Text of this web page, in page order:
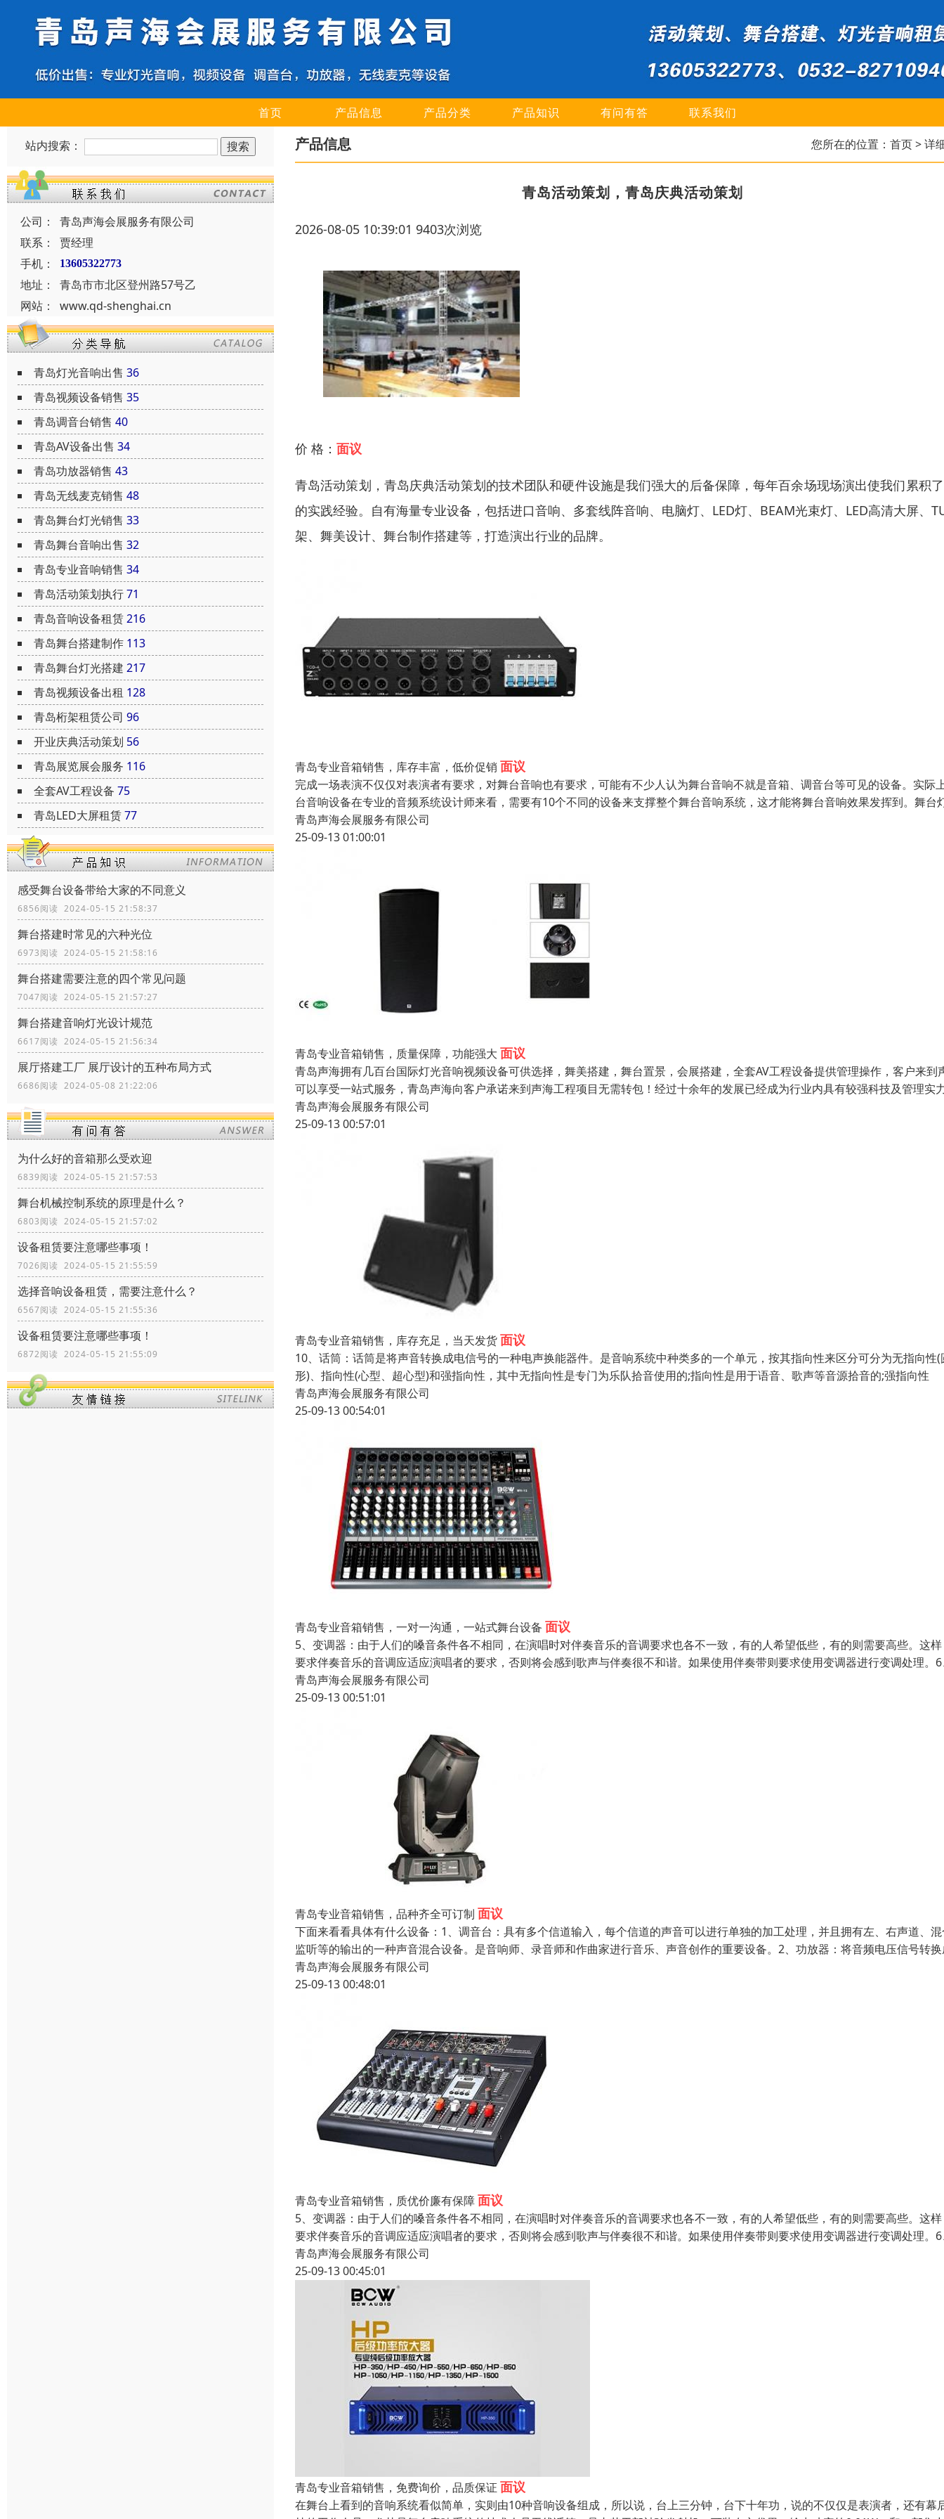
首页 产品信息 产品分类 产品知识 有问有答 联系我们
站内搜索：
公司：
青岛声海会展服务有限公司
联系：
贾经理
手机：
13605322773
地址：
青岛市市北区登州路57号乙
网站：
www.qd-shenghai.cn
青岛灯光音响出售 36
青岛视频设备销售 35
青岛调音台销售 40
青岛AV设备出售 34
青岛功放器销售 43
青岛无线麦克销售 48
青岛舞台灯光销售 33
青岛舞台音响出售 32
青岛专业音响销售 34
青岛活动策划执行71
青岛音响设备租赁216
青岛舞台搭建制作 113
青岛舞台灯光搭建 217
青岛视频设备出租 128
青岛桁架租赁公司 96
开业庆典活动策划 56
青岛展览展会服务 116
全套AV工程设备 75
青岛LED大屏租赁77
感受舞台设备带给大家的不同意义
6856阅读 2024-05-15 21:58:37
舞台搭建时常见的六种光位
6973阅读 2024-05-15 21:58:16
舞台搭建需要注意的四个常见问题
7047阅读 2024-05-15 21:57:27
舞台搭建音响灯光设计规范
6617阅读 2024-05-15 21:56:34
展厅搭建工厂 展厅设计的五种布局方式
6686阅读 2024-05-08 21:22:06
为什么好的音箱那么受欢迎
6839阅读 2024-05-15 21:57:53
舞台机械控制系统的原理是什么？
6803阅读 2024-05-15 21:57:02
设备租赁要注意哪些事项！
7026阅读 2024-05-15 21:55:59
选择音响设备租赁，需要注意什么？
6567阅读 2024-05-15 21:55:36
设备租赁要注意哪些事项！
6872阅读 2024-05-15 21:55:09
产品信息 您所在的位置： 首页> 详
青岛活动策划，青岛庆典活动策划
2026-08-05 10:39:01 9403次浏览
价 格： 面议
青岛活动策划，青岛庆典活动策划的技术团队和硬件设施是我们强大的后备保障，每年百余场现场演出使我们累积
的实践经验。自有海量专业设备，包括进口音响、多套线阵音响、电脑灯、LED灯、BEAM光束灯、LED高清大屏、
架、舞美设计、舞台制作搭建等，打造演出行业的品牌。
青岛专业音箱销售，库存丰富，低价促销 面议
完成一场表演不仅仅对表演者有要求，对舞台音响也有要求，可能有不少人认为舞台音响不就是音箱、调音台等可见的设备。实际
台音响设备在专业的音频系统设计师来看，需要有10个不同的设备来支撑整个舞台音响系统，这才能将舞台音响效果发挥到。舞台
青岛声海会展服务有限公司
25-09-13 01:00:01
青岛专业音箱销售，质量保障，功能强大 面议
青岛声海拥有几百台国际灯光音响视频设备可供选择，舞美搭建，舞台置景，会展搭建，全套AV工程设备提供管理操作，客户来到
可以享受一站式服务，青岛声海向客户承诺来到声海工程项目无需转包！经过十余年的发展已经成为行业内具有较强科技及管理实
青岛声海会展服务有限公司
25-09-13 00:57:01
青岛专业音箱销售，库存充足，当天发货面议
10、话筒：话筒是将声音转换成电信号的一种电声换能器件。是音响系统中种类多的一个单元，按其指向性来区分可分为无指向性(
形)、指向性(心型、超心型)和强指向性，其中无指向性是专门为乐队拾音使用的;指向性是用于语音、歌声等音源拾音的;强指向性
青岛声海会展服务有限公司
25-09-13 00:54:01
青岛专业音箱销售，一对一沟通，一站式舞台设备 面议
5、变调器：由于人们的嗓音条件各不相同，在演唱时对伴奏音乐的音调要求也各不一致，有的人希望低些，有的则需要高些。这
要求伴奏音乐的音调应适应演唱者的要求，否则将会感到歌声与伴奏很不和谐。如果使用伴奏带则要求使用变调器进行变调处理。
青岛声海会展服务有限公司
25-09-13 00:51:01
青岛专业音箱销售，品种齐全可订制 面议
下面来看看具体有什么设备：1、调音台：具有多个信道输入，每个信道的声音可以进行单独的加工处理，并且拥有左、右声道、
监听等的输出的一种声音混合设备。是音响师、录音师和作曲家进行音乐、声音创作的重要设备。2、功放器：将音频电压信号转
青岛声海会展服务有限公司
25-09-13 00:48:01
青岛专业音箱销售，质优价廉有保障面议
5、变调器：由于人们的嗓音条件各不相同，在演唱时对伴奏音乐的音调要求也各不一致，有的人希望低些，有的则需要高些。这
要求伴奏音乐的音调应适应演唱者的要求，否则将会感到歌声与伴奏很不和谐。如果使用伴奏带则要求使用变调器进行变调处理。
青岛声海会展服务有限公司
25-09-13 00:45:01
青岛专业音箱销售，免费询价，品质保证 面议
在舞台上看到的音响系统看似简单，实则由10种音响设备组成，所以说，台上三分钟，台下十年功，说的不仅仅是表演者，还有幕